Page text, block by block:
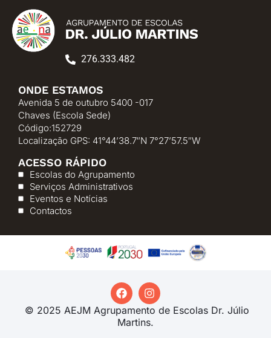
276.333.482
ONDE ESTAMOS
Avenida 5 de outubro 5400 -017
Chaves (Escola Sede)
Código:152729
Localização GPS: 41°44’38.7″N 7°27’57.5″W
ACESSO RÁPIDO
Escolas do Agrupamento
Serviços Administrativos
Eventos e Notícias
Contactos
© 2025 AEJM Agrupamento de Escolas Dr. Júlio
Martins.